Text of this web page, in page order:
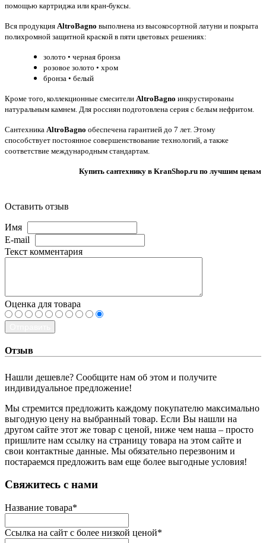
помощью картриджа или кран-буксы.
Вся продукция AltroBagno выполнена из высокосортной латуни и покрыта
полихромной защитной краской в пяти цветовых решениях:
золото • черная бронза
розовое золото • хром
бронза • белый
Кроме того, коллекционные смесители AltroBagno инкрустированы
натуральным камнем. Для россиян подготовлена серия с белым нефритом.
Сантехника AltroBagno обеспечена гарантией до 7 лет. Этому
способствует постоянное совершенствование технологий, а также
соответствие международным стандартам.
Купить сантехнику в KranShop.ru по лучшим ценам
Оставить отзыв
Имя
E-mail
Текст комментария
Оценка для товара
Отзыв
Нашли дешевле? Сообщите нам об этом и получите
индивидуальное предложение!
Мы стремится предложить каждому покупателю максимально
выгодную цену на выбранный товар. Если Вы нашли на
другом сайте этот же товар с ценой, ниже чем наша – просто
пришлите нам ссылку на страницу товара на этом сайте и
свои контактные данные. Мы обязательно перезвоним и
постараемся предложить вам еще более выгодные условия!
­Свяжитесь с нами
Название товара*
Ссылка на сайт с более низкой ценой*